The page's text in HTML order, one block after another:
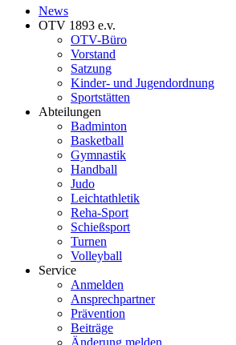
News
OTV 1893 e.v.
OTV-Büro
Vorstand
Satzung
Kinder- und Jugendordnung
Sportstätten
Abteilungen
Badminton
Basketball
Gymnastik
Handball
Judo
Leichtathletik
Reha-Sport
Schießsport
Turnen
Volleyball
Service
Anmelden
Ansprechpartner
Prävention
Beiträge
Änderung melden